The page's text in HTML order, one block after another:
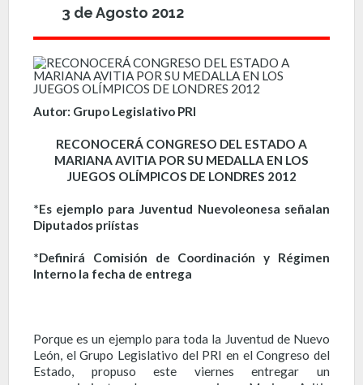
3 de Agosto 2012
Autor: Grupo Legislativo PRI
RECONOCERÁ CONGRESO DEL ESTADO A
MARIANA AVITIA POR SU MEDALLA EN LOS
JUEGOS OLÍMPICOS DE LONDRES 2012
*Es ejemplo para Juventud Nuevoleonesa señalan
Diputados priístas
*Definirá Comisión de Coordinación y Régimen
Interno la fecha de entrega
Porque es un ejemplo para toda la Juventud de Nuevo
León, el Grupo Legislativo del PRI en el Congreso del
Estado, propuso este viernes entregar un